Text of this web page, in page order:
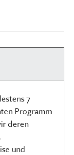
7
Programm
deren
und